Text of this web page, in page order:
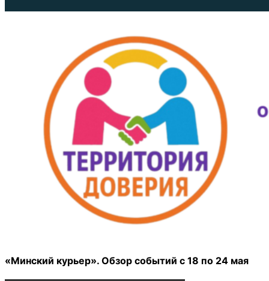
«Минский курьер». Обзор событий с 18 по 24 мая